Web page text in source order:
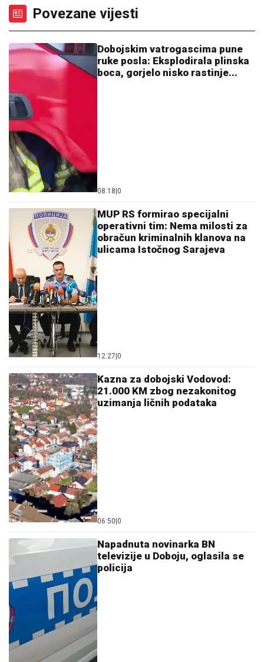
Povezane vijesti
Dobojskim vatrogascima pune
ruke posla: Eksplodirala plinska
boca, gorjelo nisko rastinje...
08:18 0
MUP RS formirao specijalni
operativni tim: Nema milosti za
obračun kriminalnih klanova na
ulicama Istočnog Sarajeva
12:27 0
Kazna za dobojski Vodovod:
21.000 KM zbog nezakonitog
uzimanja ličnih podataka
06:50 0
Napadnuta novinarka BN
televizije u Doboju, oglasila se
policija